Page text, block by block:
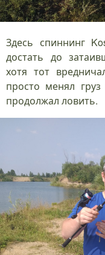
Здесь спиннинг
достать до
хотя тот
просто менял
продолжал ловить.